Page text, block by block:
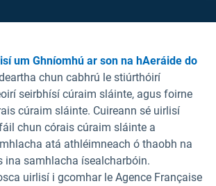
um Ghníomhú ar son na hAeráide do
chun cabhrú le stiúrthóirí
seirbhísí cúraim sláinte, agus foirne
cúraim sláinte. Cuireann sé uirlisí
chun córais cúraim sláinte a
atá athléimneach ó thaobh na
ina samhlacha ísealcharbóin.
uirlisí i gcomhar le Agence Française